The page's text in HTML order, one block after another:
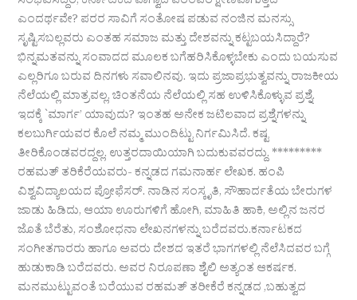
ಎಂದರ್ಥವೇ? ಪರರ ಸಾವಿಗೆ ಸಂತೋಷ ಪಡುವ ನಂಜಿನ ಮನಸ್ಸು
ಸೃಷ್ಟಿಸಬಲ್ಲವರು ಎಂತಹ ಸಮಾಜ ಮತ್ತು ದೇಶವನ್ನು ಕಟ್ಟಬಯಸಿದ್ದಾರೆ?
ಭಿನ್ನಮತವನ್ನು ಸಂವಾದದ ಮೂಲಕ ಬಗೆಹರಿಸಿಕೊಳ್ಳಬೇಕು ಎಂದು ಬಯಸುವ
ಎಲ್ಲರಿಗೂ ಬರುವ ದಿನಗಳು ಸವಾಲಿನವು. ಇದು ಪ್ರಜಾಪ್ರಭುತ್ವವನ್ನು ರಾಜಕೀಯ
ನೆಲೆಯಲ್ಲಿ ಮಾತ್ರವಲ್ಲ, ಚಿಂತನೆಯ ನೆಲೆಯಲ್ಲಿ ಸಹ ಉಳಿಸಿಕೊಳ್ಳುವ ಪ್ರಶ್ನೆ.
ಇದಕ್ಕೆ `ಮಾರ್ಗ’ ಯಾವುದು? ಇಂತಹ ಅನೇಕ ಜಟಿಲವಾದ ಪ್ರಶ್ನೆಗಳನ್ನು
ಕಲಬುರ್ಗಿಯವರ ಕೊಲೆ ನಮ್ಮ ಮುಂದಿಟ್ಟು ನಿರ್ಗಮಿಸಿದೆ. ಕಷ್ಟ
ತೀರಿಕೊಂಡವರದ್ದಲ್ಲ. ಉತ್ತರದಾಯಿಯಾಗಿ ಬದುಕುವವರದ್ದು. *********
ರಹಮತ್ ತರಿಕೆರೆಯವರು- ಕನ್ನಡದ ಗಮನಾರ್ಹ ಲೇಖಕ. ಹಂಪಿ
ವಿಶ್ವವಿದ್ಯಾಲಯದ ಪ್ರೋಫೆಸರ್. ನಾಡಿನ ಸಂಸ್ಕೃತಿ, ಸೌಹಾರ್ದತೆಯ ಬೇರುಗಳ
ಜಾಡು ಹಿಡಿದು, ಆಯಾ ಊರುಗಳಿಗೆ ಹೋಗಿ, ಮಾಹಿತಿ ಹಾಕಿ, ಅಲ್ಲಿನ ಜನರ
ಜೊತೆ ಬೆರೆತು, ಸಂಶೋಧನಾ ಲೇಖನಗಳನ್ನು ಬರೆದವರು.‌ಕರ್ನಾಟಕದ
ಸಂಗೀತಗಾರರು ಹಾಗೂ ಅವರು ದೇಶದ ಇತರೆ ಭಾಗಗಳಲ್ಲಿ ನೆಲೆಸಿದವರ ಬಗ್ಗೆ
ಹುಡುಕಾಡಿ ಬರೆದವರು. ಅವರ ನಿರೂಪಣಾ ಶೈಲಿ ಅತ್ಯಂತ ಆಕರ್ಷಕ.
ಮನಮುಟ್ಟುವಂತೆ ಬರೆಯುವ ರಹಮತ್ ತರೀಕೆರೆ ಕನ್ನಡದ ,ಬಹುತ್ವದ